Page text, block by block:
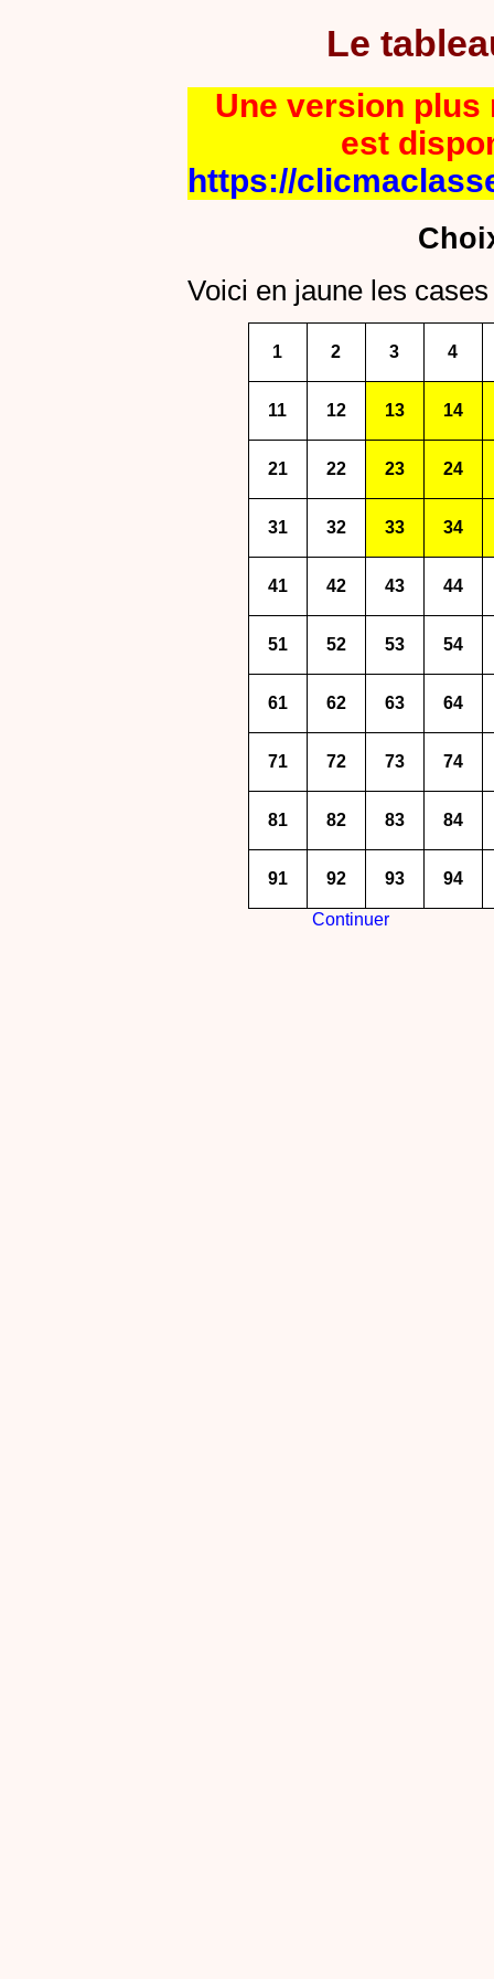
Le
Une version plus
est
https://
Voici en jaune les
1 2 3 4
11 12 13 14
21 22 23 24
31 32 33 34
41 42 43 44
51 52 53 54
61 62 63 64
71 72 73 74
81 82 83 84
91 92 93 94
Continuer